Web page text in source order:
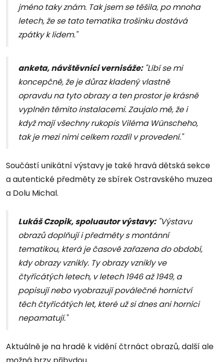
jméno taky znám. Tak jsem se těšila, po mnoha
letech, že se tato tematika trošinku dostává
zpátky k lidem."
anketa, návštěvníci vernisáže:"Líbí se mi
koncepčně, že je důraz kladený vlastně
opravdu na tyto obrazy a ten prostor je krásně
vyplněn těmito instalacemi. Zaujalo mě, že i
když mají všechny rukopis Viléma Wünscheho,
tak je mezi nimi celkem rozdíl v provedení."
Součástí unikátní výstavy je také hravá dětská sekce
a autentické předměty ze sbírek Ostravského muzea
a Dolu Michal.
Lukáš Czopik, spoluautor výstavy:"Výstavu
obrazů doplňují i předměty s montánní
tematikou, která je časově zařazena do období,
kdy obrazy vznikly. Ty obrazy vznikly ve
čtyřicátých letech, v letech 1946 až 1949, a
popisují nebo vyobrazují poválečné hornictví
těch čtyřicátých let, které už si dnes ani horníci
nepamatují."
Aktuálně je na hradě k vidění čtrnáct obrazů, další ale